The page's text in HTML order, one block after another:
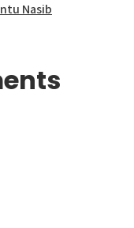
Nasib